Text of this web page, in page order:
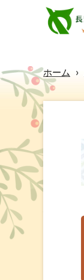
ホーム ›